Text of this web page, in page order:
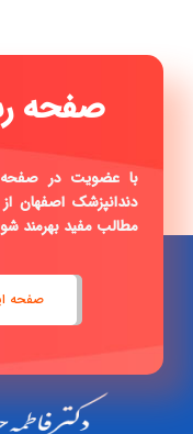
با عضویت در صفحه
دندانپزشک اصفهان
مطالب مفید بهرمند
صفحه